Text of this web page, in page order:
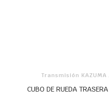
Transmisión KAZUMA
CUBO DE RUEDA